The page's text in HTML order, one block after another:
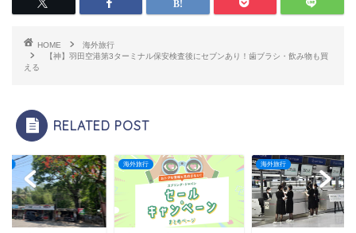
HOME
海外旅行
【神】羽田空港第3ターミナル保安検査後にセブンあり！歯ブラシ・飲み物も買
える
RELATED POST
海外旅行 海外旅行